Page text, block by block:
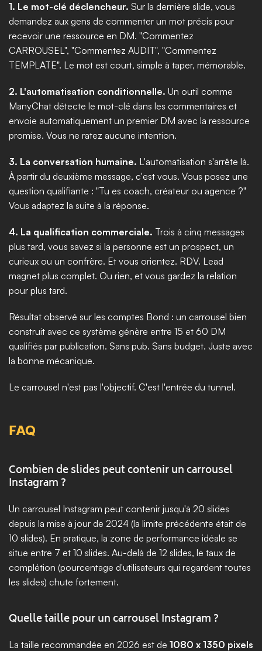
1. Le mot-clé déclencheur. Sur la dernière slide, vous
demandez aux gens de commenter un mot précis pour
recevoir une ressource en DM. "Commentez
CARROUSEL", "Commentez AUDIT", "Commentez
TEMPLATE". Le mot est court, simple à taper, mémorable.
2. L'automatisation conditionnelle. Un outil comme
ManyChat détecte le mot-clé dans les commentaires et
envoie automatiquement un premier DM avec la ressource
promise. Vous ne ratez aucune intention.
3. La conversation humaine. L'automatisation s'arrête là.
À partir du deuxième message, c'est vous. Vous posez une
question qualifiante : "Tu es coach, créateur ou agence ?"
Vous adaptez la suite à la réponse.
4. La qualification commerciale. Trois à cinq messages
plus tard, vous savez si la personne est un prospect, un
curieux ou un confrère. Et vous orientez. RDV. Lead
magnet plus complet. Ou rien, et vous gardez la relation
pour plus tard.
Résultat observé sur les comptes Bond : un carrousel bien
construit avec ce système génère entre 15 et 60 DM
qualifiés par publication. Sans pub. Sans budget. Juste avec
la bonne mécanique.
Le carrousel n'est pas l'objectif. C'est l'entrée du tunnel.
FAQ
Combien de slides peut contenir un carrousel
Instagram ?
Un carrousel Instagram peut contenir jusqu'à 20 slides
depuis la mise à jour de 2024 (la limite précédente était de
10 slides). En pratique, la zone de performance idéale se
situe entre 7 et 10 slides. Au-delà de 12 slides, le taux de
complétion (pourcentage d'utilisateurs qui regardent toutes
les slides) chute fortement.
Quelle taille pour un carrousel Instagram ?
La taille recommandée en 2026 est de 1080 x 1350 pixels